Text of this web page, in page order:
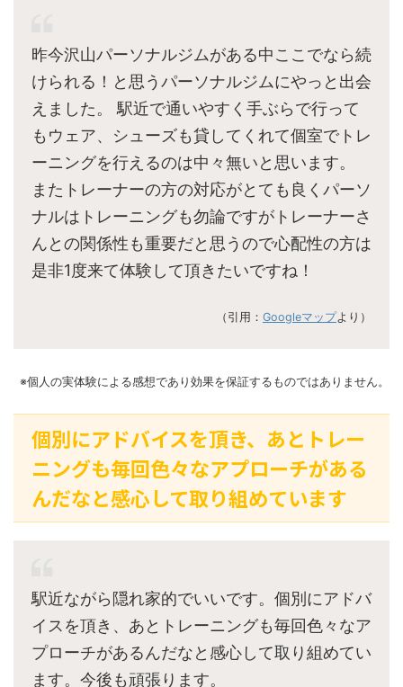
昨今沢山パーソナルジムがある中ここでなら続
けられる！と思うパーソナルジムにやっと出会
えました。 駅近で通いやすく手ぶらで行って
もウェア、シューズも貸してくれて個室でトレ
ーニングを行えるのは中々無いと思います。
またトレーナーの方の対応がとても良くパーソ
ナルはトレーニングも勿論ですがトレーナーさ
んとの関係性も重要だと思うので心配性の方は
是非1度来て体験して頂きたいですね！
（引用： Googleマップより）
※個人の実体験による感想であり効果を保証するものではありません。
個別にアドバイスを頂き、あとトレー
ニングも毎回色々なアプローチがある
んだなと感心して取り組めています
駅近ながら隠れ家的でいいです。個別にアドバ
イスを頂き、あとトレーニングも毎回色々なア
プローチがあるんだなと感心して取り組めてい
ます。今後も頑張ります。